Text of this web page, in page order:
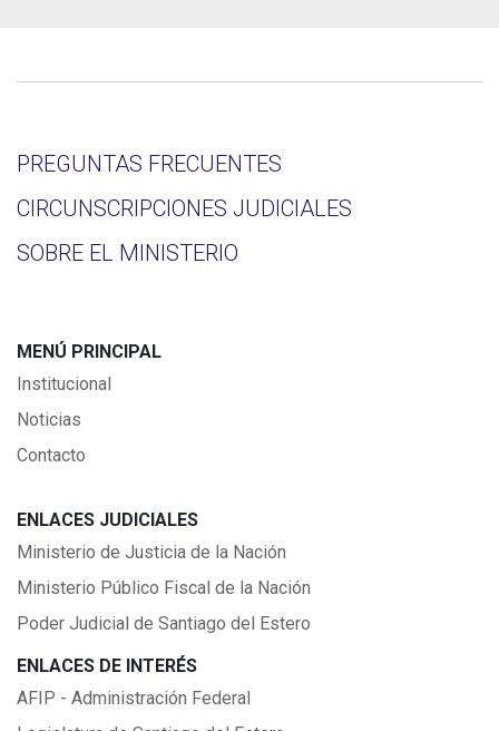
PREGUNTAS FRECUENTES
CIRCUNSCRIPCIONES JUDICIALES
SOBRE EL MINISTERIO
MENÚ PRINCIPAL
Institucional
Noticias
Contacto
ENLACES JUDICIALES
Ministerio de Justicia de la Nación
Ministerio Público Fiscal de la Nación
Poder Judicial de Santiago del Estero
ENLACES DE INTERÉS
AFIP - Administración Federal